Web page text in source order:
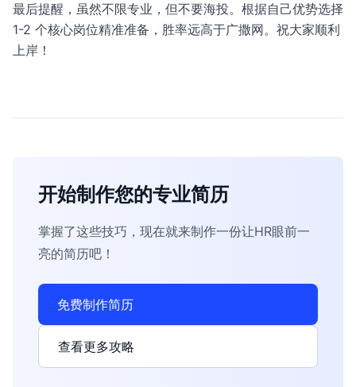
最后提醒，虽然不限专业，但不要海投。根据自己优势选择
1-2 个核心岗位精准准备，胜率远高于广撒网。祝大家顺利
上岸！
开始制作您的专业简历
掌握了这些技巧，现在就来制作一份让HR眼前一
亮的简历吧！
免费制作简历
查看更多攻略